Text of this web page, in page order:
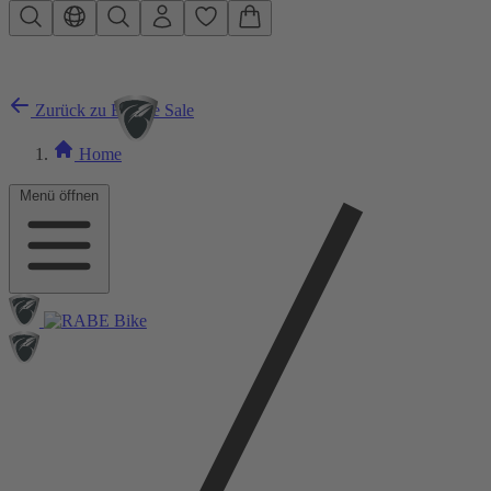
Zum Hauptinhalt springen
Menü öffnen
Zurück zu E-Bike Sale
Home